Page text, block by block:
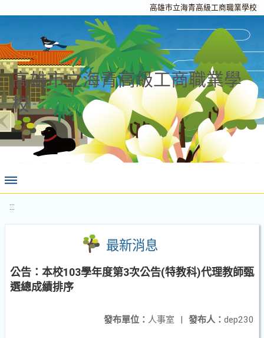
高雄市立海青高級工商職業學校
高雄市立海青高級工商職業學
校
:::
最新消息
公告：本校103學年度第3次公告(特教科)代理教師甄
選總成績排序
發布人： dep230
發布單位： 人事室 |